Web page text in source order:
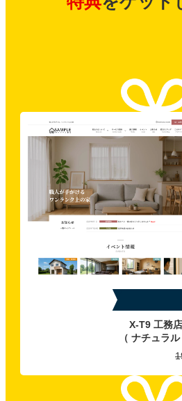
X-T9 工務店
（ ナチュラル